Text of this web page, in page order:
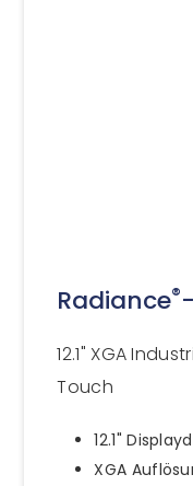
Radiance®
12.1" XGA
Touch
12.1"
XGA